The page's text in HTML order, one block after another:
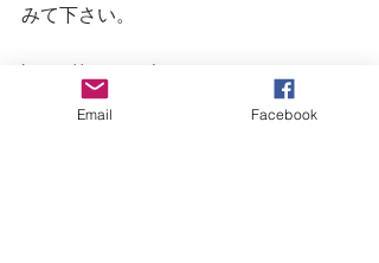
みて下さい。
https://rc.persol-
group.co.jp/thinktank/research/activity/
Email Facebook